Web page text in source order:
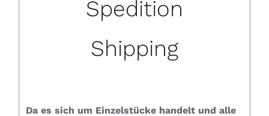
Spedition
Shipping
Da es sich um Einzelstücke handelt und alle